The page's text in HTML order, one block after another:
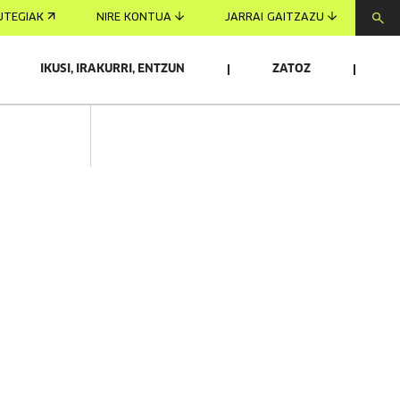
NIRE KONTUA JARRAI GAITZAZU
IKUSI, IRAKURRI, ENTZUN ZATOZ